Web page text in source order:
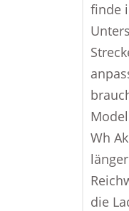
finde
Wh
die